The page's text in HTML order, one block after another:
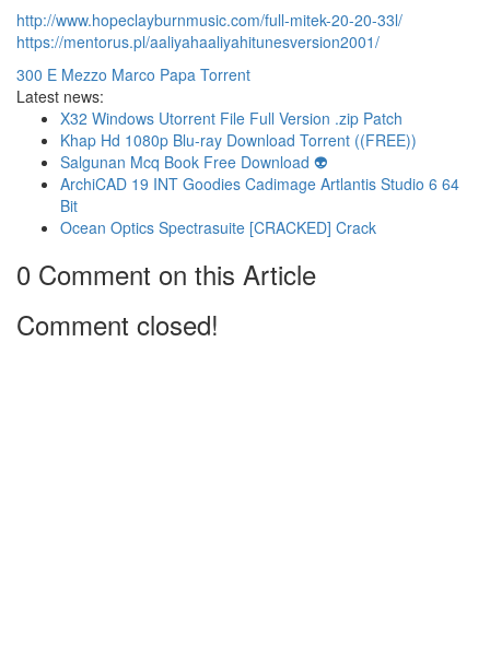
http://www.hopeclayburnmusic.com/full-mitek-20-20-33l/
https://mentorus.pl/aaliyahaaliyahitunesversion2001/
300 E Mezzo Marco Papa Torrent
Latest news:
X32 Windows Utorrent File Full Version .zip Patch
Khap Hd 1080p Blu-ray Download Torrent ((FREE))
Salgunan Mcq Book Free Download 👽
ArchiCAD 19 INT Goodies Cadimage Artlantis Studio 6 64
Bit
Ocean Optics Spectrasuite [CRACKED] Crack
0 Comment on this Article
Comment closed!